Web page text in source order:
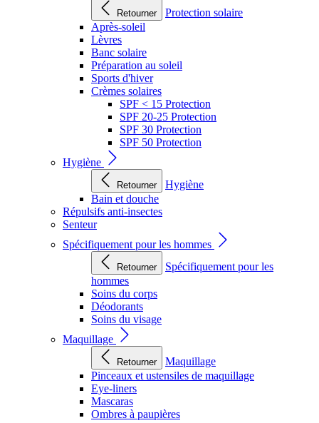
Retourner
Protection solaire
Après-soleil
Lèvres
Banc solaire
Préparation au soleil
Sports d'hiver
Crèmes solaires
SPF < 15 Protection
SPF 20-25 Protection
SPF 30 Protection
SPF 50 Protection
Hygiène
Retourner
Hygiène
Bain et douche
Répulsifs anti-insectes
Senteur
Spécifiquement pour les hommes
Retourner
Spécifiquement pour les
hommes
Soins du corps
Déodorants
Soins du visage
Maquillage
Retourner
Maquillage
Pinceaux et ustensiles de maquillage
Eye-liners
Mascaras
Ombres à paupières